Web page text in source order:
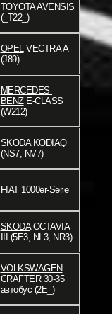
TOYOTAAVENSIS
(_T22_)
OPEL VECTRA A
(J89)
MERCEDES-
BENZE-CLASS
(W212)
SKODAKODIAQ
(NS7, NV7)
FIAT1000er-Serie
SKODAOCTAVIA
III (5E3, NL3, NR3)
VOLKSWAGEN
CRAFTER 30-35
автобус (2E_)